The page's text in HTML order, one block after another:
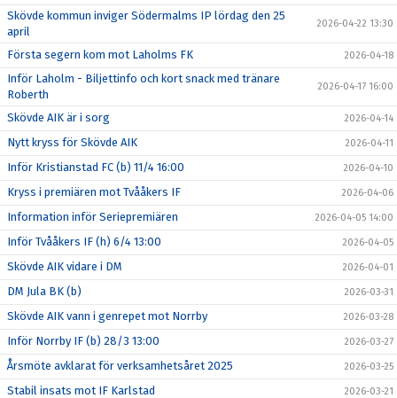
Skövde kommun inviger Södermalms IP lördag den 25
april
2026-04-22 13:30
Första segern kom mot Laholms FK 2026-04-18
Inför Laholm - Biljettinfo och kort snack med tränare
Roberth
2026-04-17 16:00
Skövde AIK är i sorg 2026-04-14
Nytt kryss för Skövde AIK 2026-04-11
Inför Kristianstad FC (b) 11/4 16:00 2026-04-10
Kryss i premiären mot Tvååkers IF 2026-04-06
Information inför Seriepremiären 2026-04-05 14:00
Inför Tvååkers IF (h) 6/4 13:00 2026-04-05
Skövde AIK vidare i DM 2026-04-01
DM Jula BK (b) 2026-03-31
Skövde AIK vann i genrepet mot Norrby 2026-03-28
Inför Norrby IF (b) 28/3 13:00 2026-03-27
Årsmöte avklarat för verksamhetsåret 2025 2026-03-25
Stabil insats mot IF Karlstad 2026-03-21